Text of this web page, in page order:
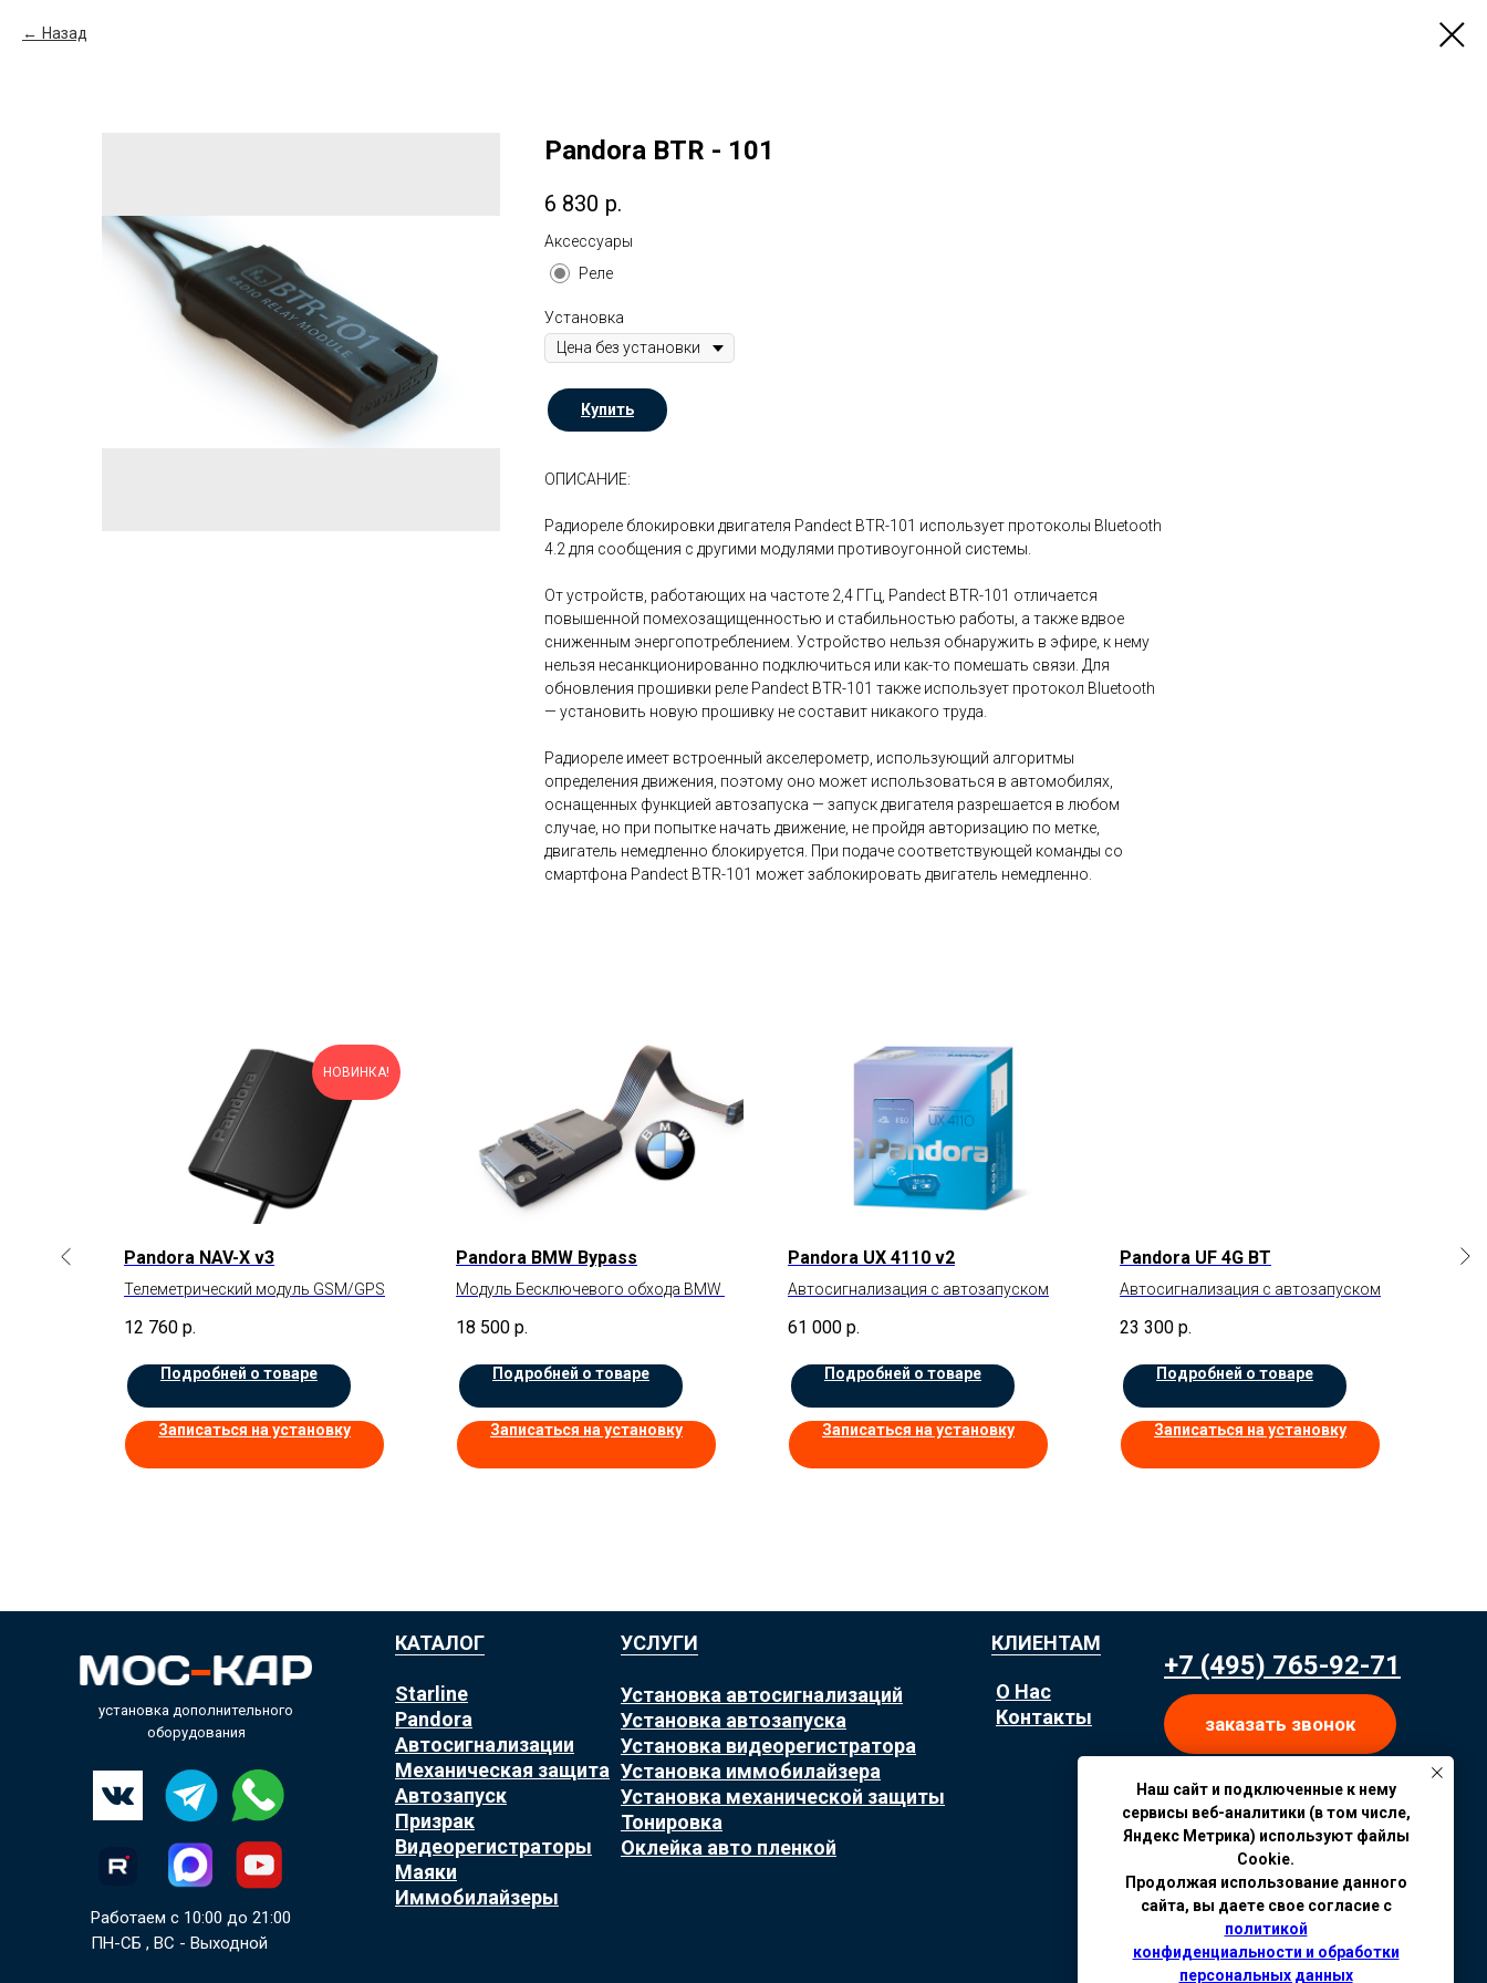
Назад
Pandora BTR - 101
6 830 р.
Аксессуары
Реле
Установка
Купить
ОПИСАНИЕ:
Радиореле блокировки двигателя Pandect BTR-101 использует протоколы Bluetooth
4.2 для сообщения с другими модулями противоугонной системы.
От устройств, работающих на частоте 2,4 ГГц, Pandect BTR-101 отличается
повышенной помехозащищенностью и стабильностью работы, а также вдвое
сниженным энергопотреблением. Устройство нельзя обнаружить в эфире, к нему
нельзя несанкционированно подключиться или как-то помешать связи. Для
обновления прошивки реле Pandect BTR-101 также использует протокол Bluetooth
— установить новую прошивку не составит никакого труда.
Радиореле имеет встроенный акселерометр, использующий алгоритмы
определения движения, поэтому оно может использоваться в автомобилях,
оснащенных функцией автозапуска — запуск двигателя разрешается в любом
случае, но при попытке начать движение, не пройдя авторизацию по метке,
двигатель немедленно блокируется. При подаче соответствующей команды со
смартфона Pandect BTR-101 может заблокировать двигатель немедленно.
НОВИНКА!
Pandora NAV-X v3
Телеметрический модуль GSM/GPS
12 760 р.
Подробней о товаре
Записаться на установку
Pandora BMW Bypass
Модуль Бесключевого обхода BMW
18 500 р.
Подробней о товаре
Записаться на установку
Pandora UX 4110 v2
Автосигнализация с автозапуском
61 000 р.
Подробней о товаре
Записаться на установку
Pandora UF 4G BT
Автосигнализация с автозапуском
23 300 р.
Подробней о товаре
Записаться на установку
УСЛУГИ КЛИЕНТАМ
КАТАЛОГ
+7 (495) 765-92-71
заказать звонок
установка дополнительного
оборудования
Автосигнализации
Автозапуск
Starline
Механическая защита
Маяки
Работаем с 10:00 до 21:00
ПН-СБ , ВС - Выходной
Иммобилайзеры
Pandora
Призрак
Видеорегистраторы
Установка автосигнализаций
О Нас
Контакты
Установка автозапуска
Установка видеорегистратора
Установка иммобилайзера
Установка механической защиты
Тонировка
Оклейка авто пленкой
Наш сайт и подключенные к нему
сервисы веб-аналитики (в том числе,
Яндекс Метрика) используют файлы
Cookie.
Продолжая использование данного
сайта, вы даете свое согласие с
политикой
конфиденциальности и обработки
персональных данных